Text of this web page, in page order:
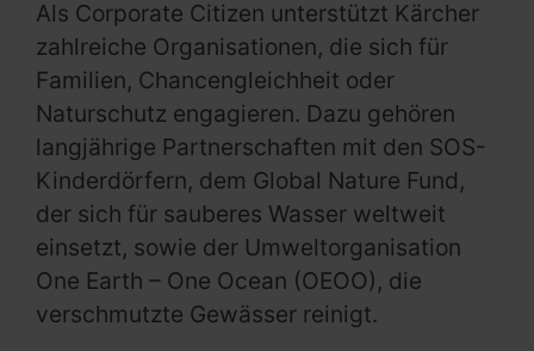
Als Corporate Citizen unterstützt Kärcher
zahlreiche Organisationen, die sich für
Familien, Chancengleichheit oder
Naturschutz engagieren. Dazu gehören
langjährige Partnerschaften mit den SOS-
Kinderdörfern, dem Global Nature Fund,
der sich für sauberes Wasser weltweit
einsetzt, sowie der Umweltorganisation
One Earth – One Ocean (OEOO), die
verschmutzte Gewässer reinigt.